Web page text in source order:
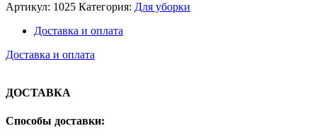
Артикул: 1025 Категория: Для уборки
Доставка и оплата
Доставка и оплата
ДОСТАВКА
Способы доставки: